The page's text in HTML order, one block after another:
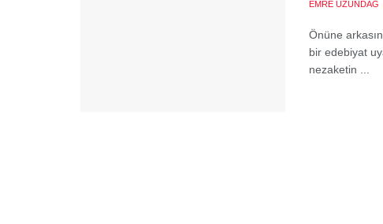
EMRE UZUNDAĞ
Önüne
bir edebiyat
nezaketin ...